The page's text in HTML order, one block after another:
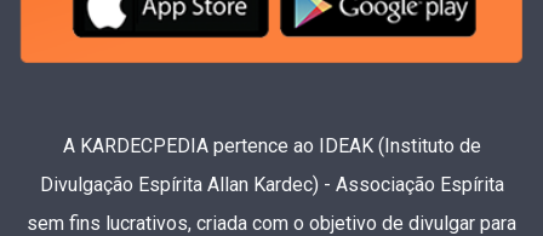
A KARDECPEDIA pertence ao IDEAK (Instituto de
Divulgação Espírita Allan Kardec) - Associação Espírita
sem fins lucrativos, criada com o objetivo de divulgar para